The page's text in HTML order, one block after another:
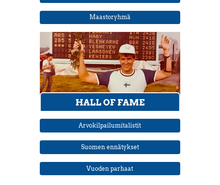
Maastoryhmä
Arvokilpailumitalistit
Suomen ennätykset
Vuoden parhaat